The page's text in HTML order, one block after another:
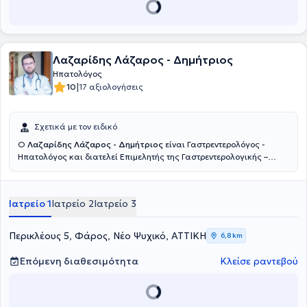
Λαζαρίδης Λάζαρος - Δημήτριος
Ηπατολόγος
10|17 αξιολογήσεις
Σχετικά με τον ειδικό
Ο Λαζαρίδης Λάζαρος - Δημήτριος είναι Γαστρεντερολόγος -
Ηπατολόγος και διατελεί Επιμελητής της Γαστρεντερολογικής –
Παράλληλα, διατηρεί το ιδιωτικό του ιατρείο στο Φάρο του Νέου
Πανεπιστήμιο Αθηνών και Ειδικεύτηκε στην Γαστρεντερολογία -
Ηπατολογία στο Πανεπιστημιακό Γενικό Νοσοκομείο «Αττικόν».
Πέραν των εθνικών εξετάσεων για τη λήψη του τίτλου της
ειδικότητας Γαστρεντερολογίας, συμμετείχε στις εργασίες του 14ου
Σχολείου Ηπατολογίας της Ελληνικής Εταιρείας Μελέτης Ήπατος
και βραβεύτηκε μετά τη συμμετοχή του στις εξετάσεις.
Καποδιστριακού Πανεπιστημίου Αθηνών το 2017 με βαθμό
Ιατρείο 1Ιατρείο 2Ιατρείο 3
Περικλέους 5, Φάρος, Νέο Ψυχικό, ΑΤΤΙΚΗ 6,8 km
Επόμενη διαθεσιμότητα Κλείσε ραντεβού